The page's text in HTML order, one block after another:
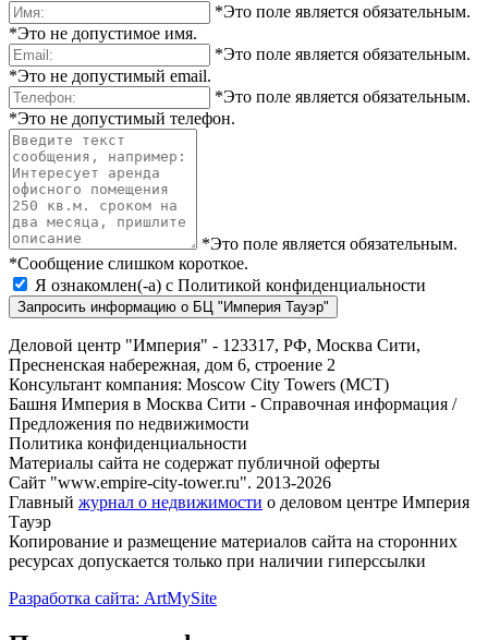
Башня Империя
Бизнес-консалтинг в Москве
*Это поле является обязательным.
*Это не допустимое имя.
*Это поле является обязательным.
*Это не допустимый email.
*Это поле является обязательным.
*Это не допустимый телефон.
*Это поле является обязательным.
*Сообщение слишком короткое.
Я ознакомлен(-а) с Политикой конфиденциальности
Запросить информацию о БЦ "Империя Тауэр"
Деловой центр "Империя" - 123317, РФ, Москва Сити,
Пресненская набережная, дом 6, строение 2
Консультант компания: Moscow City Towers (МСТ)
Башня Империя в Москва Сити - Справочная информация /
Предложения по недвижимости
Политика конфиденциальности
Материалы сайта не содержат публичной оферты
Сайт "www.empire-city-tower.ru". 2013-2026
Главный журнал о недвижимости о деловом центре Империя
Тауэр
Копирование и размещение материалов сайта на сторонних
ресурсах допускается только при наличии гиперссылки
Разработка сайта: ArtMySite